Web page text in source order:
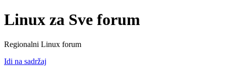
Linux za Sve forum
Regionalni Linux forum
Idi na sadržaj